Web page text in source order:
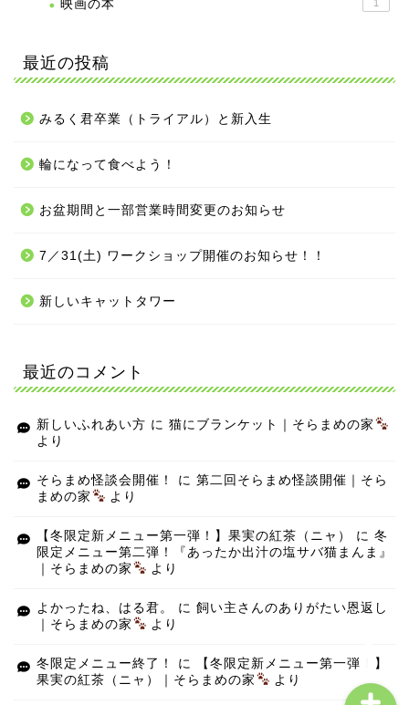
映画の本 1
最近の投稿
みるく君卒業（トライアル）と新入生
輪になって食べよう！
お盆期間と一部営業時間変更のお知らせ
7／31(土) ワークショップ開催のお知らせ！！
新しいキャットタワー
最近のコメント
新しいふれあい方 に 猫にブランケット｜そらまめの家
より
そらまめ怪談会開催！ に 第二回そらまめ怪談開催｜そら
まめの家
より
【冬限定新メニュー第一弾！】果実の紅茶（ニャ） に 冬
限定メニュー第二弾！『あったか出汁の塩サバ猫まんま』
｜そらまめの家
より
よかったね、はる君。 に 飼い主さんのありがたい恩返し
｜そらまめの家
より
冬限定メニュー終了！ に
【冬限定新メニュー第一弾！】
果実の紅茶（ニャ）｜そらまめの家
より